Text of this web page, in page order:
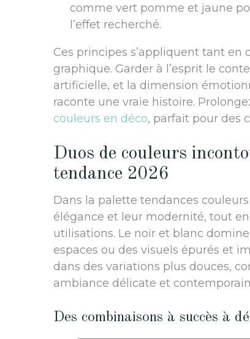
comme vert pomme et jaune
l’effet recherché.
Ces principes s’appliquent tant en
graphique. Garder à l’esprit le
artificielle, et la dimension
raconte une vraie histoire.
couleurs en déco, parfait pour des
Duos de couleurs
tendance 2026
Dans la palette tendances
élégance et leur modernité, tout
utilisations. Le noir et blanc
espaces ou des visuels épurés et
dans des variations plus douces,
ambiance délicate et
Des combinaisons à succès à